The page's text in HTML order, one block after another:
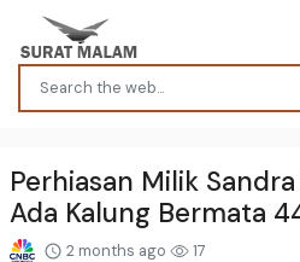
Perhiasan Milik
Ada Kalung Bermata
2 months ago 17